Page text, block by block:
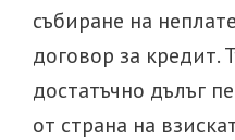
събиране на
договор за кредит.
достатъчно дълъг
от страна на